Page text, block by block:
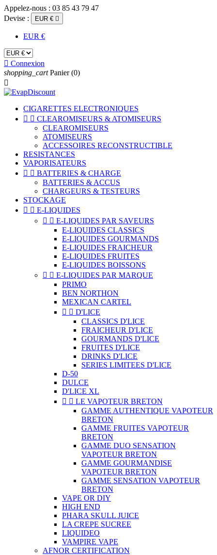
Appelez-nous : 03 85 43 79 47
Devise :
EUR € 
EUR €
 Connexion
shopping_cart Panier (0)

CIGARETTES ELECTRONIQUES
  CLEAROMISEURS & ATOMISEURS
CLEAROMISEURS
ATOMISEURS
ACCESSOIRES RECONSTRUCTIBLE
RESISTANCES
VAPORISATEURS
  BATTERIES & CHARGE
BATTERIES & ACCUS
CHARGEURS & TESTEURS
STOCKAGE
  E-LIQUIDES
  E-LIQUIDES PAR SAVEURS
E-LIQUIDES CLASSICS
E-LIQUIDES GOURMANDS
E-LIQUIDES FRAICHEUR
E-LIQUIDES FRUITES
E-LIQUIDES BOISSONS
  E-LIQUIDES PAR MARQUE
PRIMO
BEN NORTHON
MEXICAN CARTEL
  D'LICE
CLASSICS D'LICE
FRAICHEUR D'LICE
GOURMANDS D'LICE
FRUITES D'LICE
DRINKS D'LICE
SERIES LIMITEES D'LICE
D-50
DULCE
D'LICE XL
  LE VAPOTEUR BRETON
GAMME AUTHENTIQUE VAPOTEUR
BRETON
GAMME FRUITES VAPOTEUR
BRETON
GAMME DUO SENSATION
VAPOTEUR BRETON
GAMME GOURMANDISE
VAPOTEUR BRETON
GAMME SENSATION VAPOTEUR
BRETON
VAPE OR DIY
HIGH END
PHARA SKULL JUICE
LA CREPE SUCREE
LIQUIDEO
VAMPIRE VAPE
AFNOR CERTIFICATION